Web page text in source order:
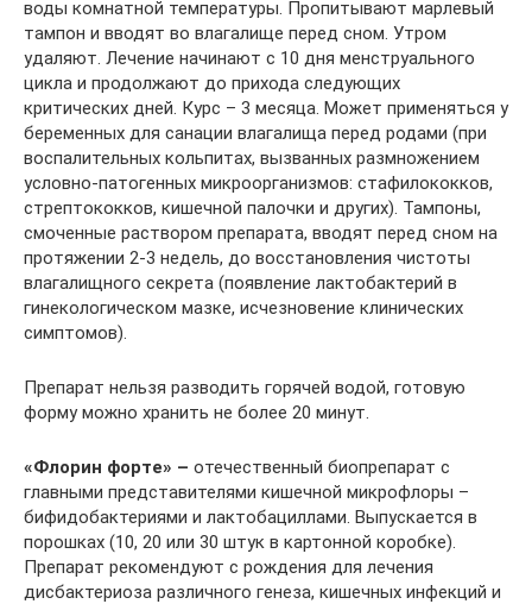
воды комнатной температуры. Пропитывают марлевый
тампон и вводят во влагалище перед сном. Утром
удаляют. Лечение начинают с 10 дня менструального
цикла и продолжают до прихода следующих
критических дней. Курс – 3 месяца. Может применяться у
беременных для санации влагалища перед родами (при
воспалительных кольпитах, вызванных размножением
условно-патогенных микроорганизмов: стафилококков,
стрептококков, кишечной палочки и других). Тампоны,
смоченные раствором препарата, вводят перед сном на
протяжении 2-3 недель, до восстановления чистоты
влагалищного секрета (появление лактобактерий в
гинекологическом мазке, исчезновение клинических
симптомов).
Препарат нельзя разводить горячей водой, готовую
форму можно хранить не более 20 минут.
«Флорин форте» – отечественный биопрепарат с
главными представителями кишечной микрофлоры –
бифидобактериями и лактобациллами. Выпускается в
порошках (10, 20 или 30 штук в картонной коробке).
Препарат рекомендуют с рождения для лечения
дисбактериоза различного генеза, кишечных инфекций и